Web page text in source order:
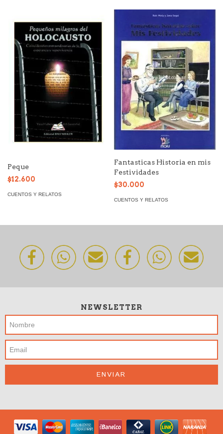
Peque
$12.600
CUENTOS Y RELATOS
Fantasticas Historia en mis
Festividades
$30.000
CUENTOS Y RELATOS
NEWSLETTER